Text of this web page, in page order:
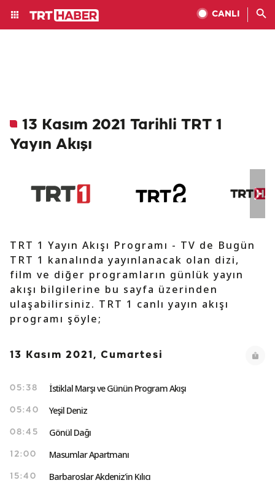
CANLI
13 Kasım 2021 Tarihli TRT 1
Yayın Akışı
TRT 1 Yayın Akışı Programı - TV de Bugün
TRT 1 kanalında yayınlanacak olan dizi,
film ve diğer programların günlük yayın
akışı bilgilerine bu sayfa üzerinden
ulaşabilirsiniz. TRT 1 canlı yayın akışı
programı şöyle;
13 Kasım 2021, Cumartesi
05:38 İstiklal Marşı ve Günün Program Akışı
05:40 Yeşil Deniz
08:45 Gönül Dağı
12:00 Masumlar Apartmanı
15:40 Barbaroslar Akdeniz'in Kılıcı